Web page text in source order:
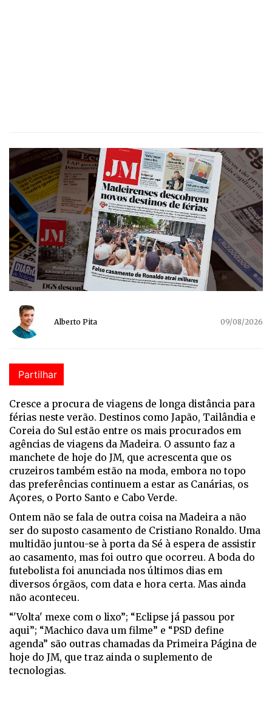
Alberto Pita 09/08/2026
Partilhar
Cresce a procura de viagens de longa distância para
férias neste verão. Destinos como Japão, Tailândia e
Coreia do Sul estão entre os mais procurados em
agências de viagens da Madeira. O assunto faz a
manchete de hoje do JM, que acrescenta que os
cruzeiros também estão na moda, embora no topo
das preferências continuem a estar as Canárias, os
Açores, o Porto Santo e Cabo Verde.
Ontem não se fala de outra coisa na Madeira a não
ser do suposto casamento de Cristiano Ronaldo. Uma
multidão juntou-se à porta da Sé à espera de assistir
ao casamento, mas foi outro que ocorreu. A boda do
futebolista foi anunciada nos últimos dias em
diversos órgãos, com data e hora certa. Mas ainda
não aconteceu.
“'Volta' mexe com o lixo”; “Eclipse já passou por
aqui”; “Machico dava um filme” e “PSD define
agenda” são outras chamadas da Primeira Página de
hoje do JM, que traz ainda o suplemento de
tecnologias.